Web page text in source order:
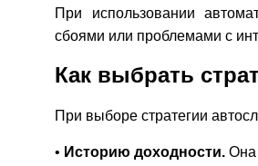
При использовании
сбоями или проблемами с
Как выбрать
При выборе стратегии
• Историю доходности. Она